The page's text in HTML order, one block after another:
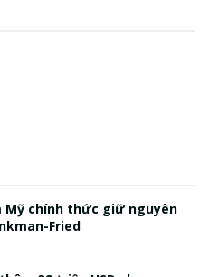
Mỹ chính thức giữ nguyên
Fried